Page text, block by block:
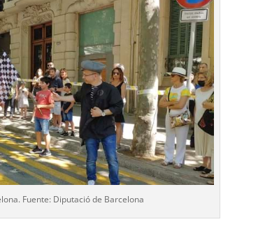
Fuente: Diputació de Barcelona